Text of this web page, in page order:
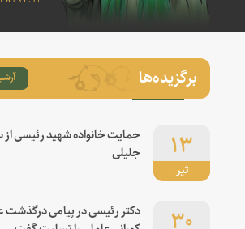
برگزیده‌ها
تیر
۱۳
حمایت خانواده شهید رئیسی
جلیلی
۳۰
دکتر رئیسی در پیامی درگذشت